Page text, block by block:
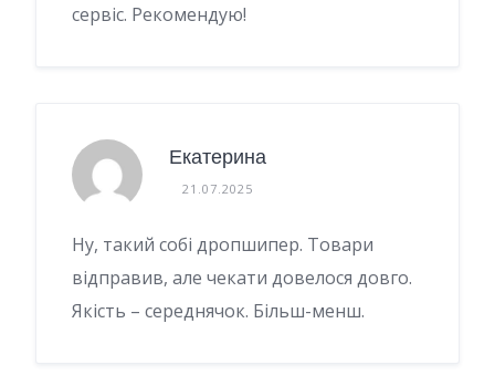
сервіс. Рекомендую!
Екатерина
21.07.2025
Ну, такий собі дропшипер. Товари
відправив, але чекати довелося довго.
Якість – середнячок. Більш-менш.